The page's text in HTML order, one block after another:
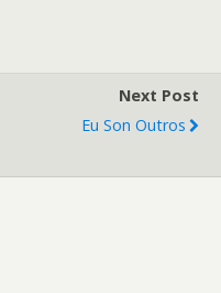
Next Post
Eu Son Outros